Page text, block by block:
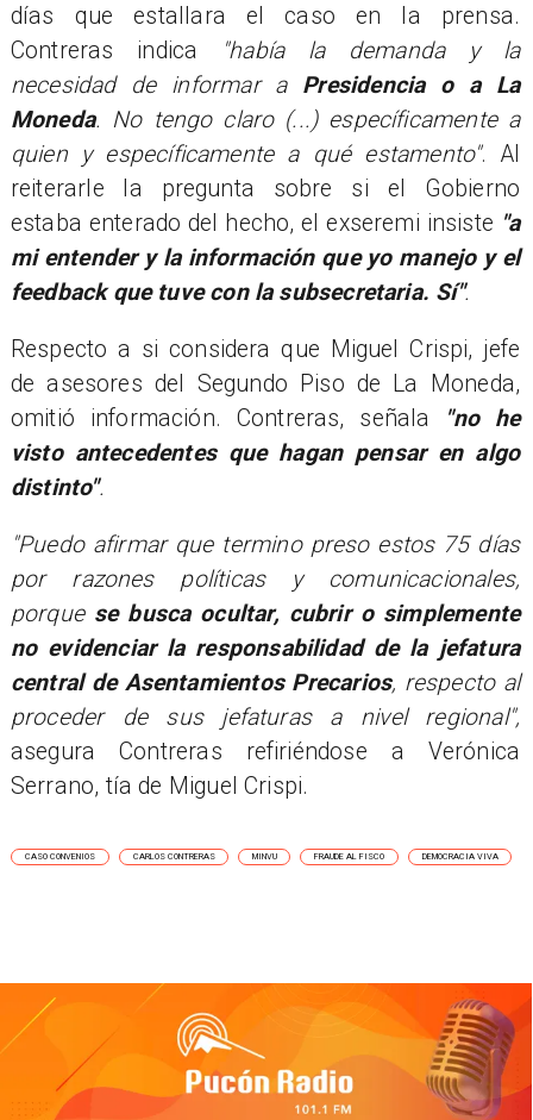
días que estallara el caso en la prensa.
Contreras indica
"había la demanda y la
necesidad de informar a Presidencia o a La
Moneda. No tengo claro (...) específicamente a
quien y específicamente a qué estamento". Al
reiterarle la pregunta sobre si el Gobierno
estaba enterado del hecho, el exseremi insiste "a
mi entender y la información que yo manejo y el
feedback que tuve con la subsecretaria. Sí".
Respecto a si considera que Miguel Crispi, jefe
de asesores del Segundo Piso de La Moneda,
omitió información. Contreras, señala
"no he
visto antecedentes que hagan pensar en algo
distinto".
"Puedo afirmar que termino preso estos 75 días
por razones políticas y comunicacionales,
porquese busca ocultar, cubrir o simplemente
no evidenciar la responsabilidad de la jefatura
central de Asentamientos Precarios, respecto al
proceder de sus jefaturas a nivel regional",
asegura Contreras refiriéndose a Verónica
Serrano, tía de Miguel Crispi.
CASO CONVENIOS CARLOS CONTRERAS MINVU FRAUDE AL FISCO DEMOCRACIA VIVA